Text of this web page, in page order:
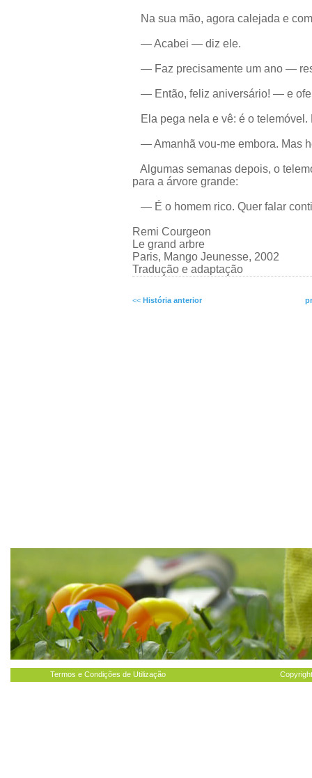
Na sua mão, agora calejada e
— Acabei — diz ele.
— Faz precisamente um ano —
— Então, feliz aniversário! — e
Ela pega nela e vê: é o telemóvel.
— Amanhã vou-me embora. Mas
Algumas semanas depois, o
para a árvore grande:
— É o homem rico. Quer falar
Remi Courgeon
Le grand arbre
Paris, Mango Jeunesse, 2002
Tradução e adaptação
<< História anterior
Termos e Condições de Utilização